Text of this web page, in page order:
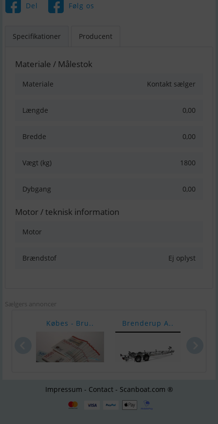
Del Følg os
Specifikationer Producent
Materiale / Målestok
Materiale Kontakt sælger
Længde 0,00
Bredde 0,00
Vægt (kg) 1800
Dybgang 0,00
Motor / teknisk information
Motor
Brændstof Ej oplyst
Sælgers annoncer
Købes - Bru.. Brenderup A..
Impressum - Contact - Scanboat.com ®